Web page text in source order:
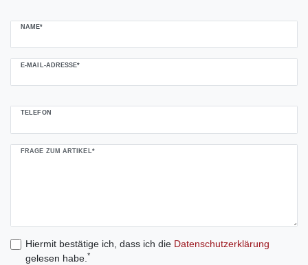
NAME*
E-MAIL-ADRESSE*
TELEFON
FRAGE ZUM ARTIKEL*
Hiermit bestätige ich, dass ich die Daten­schutz­erklärung
gelesen habe. *